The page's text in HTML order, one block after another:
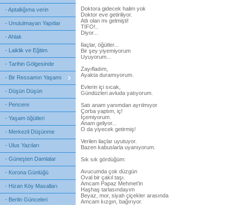
- Aptallığıma verin
- Unutulmayan Yapıtlar
- Ahlak
- Laiklik ve Eğitim
- Tarihin Gölgesinde
- Bir Ressamın Yaşamı
- Düşün Düşün
- Pencere
- Yaşam öğütleri
- Merkezli Düşünme
- Ulus Yazıları
- Güneşten Damlalar
- Korona Günlüğü
- Hizan Köy Masalları
- Berlin Günceleri
Doktora gidecek halim yok
Doktor eve getiriliyor.
Atlı olan mı gelmişti!
TİFO!..
Diyor...
İlaçlar, öğütler...
Bir şey yiyemiyorum
Uyuyorum...
Zayıfladım,
Ayakta duramıyorum.
Evlerin içi sıcak,
Gündüzleri avluda yatıyorum.
Satı anam yanımdan ayrılmıyor
Çorba yaptım, iç!
İçemiyorum.
Anam geliyor...
O da yiyecek getirmiş!
Verilen ilaçlar uyutuyor.
Bazen kabuslarla uyanıyorum.
Sık sık gördüğüm:
Avucumda çok düzgün
Oval bir çakıl taşı.
Amcam Papaz Mehmet'in
Haşhaş tarlasındayım
Beyaz, mor, siyah çiçekler arasında
Amcam kızgın, bağırıyor.